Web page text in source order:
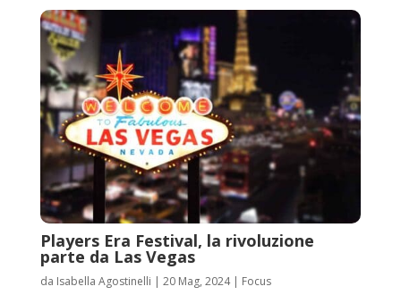
Players Era Festival, la rivoluzione
parte da Las Vegas
da Isabella Agostinelli | 20 Mag, 2024| Focus